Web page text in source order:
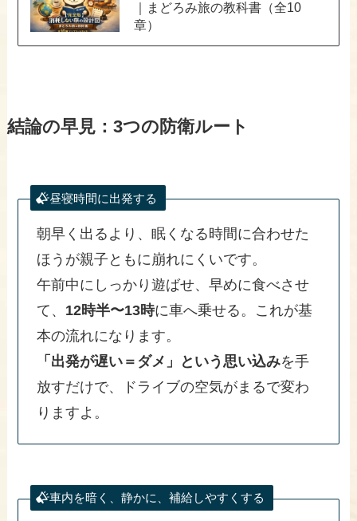
｜まどろみ旅の教科書（全10
章）
結論の早見：3つの防衛ルート
昼寝時間に出発する
朝早く出るより、眠くなる時間に合わせた
ほうが親子ともに崩れにくいです。
午前中にしっかり遊ばせ、早めに食べさせ
て、 12時半〜13時に車へ乗せる。これが基
本の流れになります。
「出発が遅い＝ダメ」という思い込みを手
放すだけで、ドライブの空気がまるで変わ
りますよ。
車内を暗く、静かに、補給しやすくする